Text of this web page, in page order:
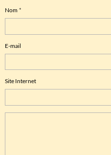
Nom
E-mail
Site Internet